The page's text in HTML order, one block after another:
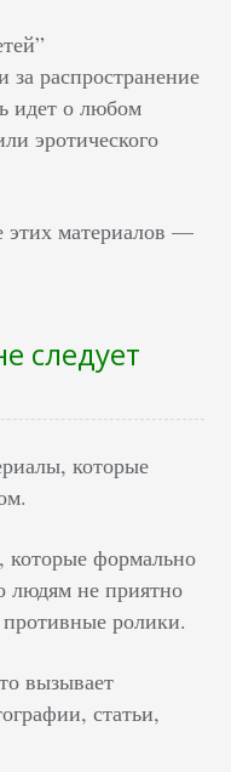
за распространение
идет о любом
эротического
этих материалов —
следует
которые
которые формально
людям не приятно
противные ролики.
вызывает
статьи,